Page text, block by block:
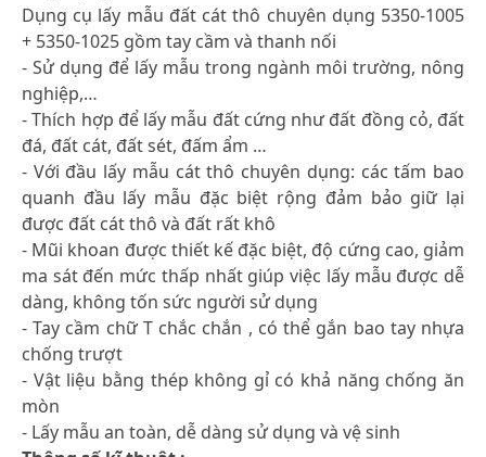
Dụng cụ lấy mẫu đất cát thô chuyên dụng 5350-1005
+ 5350-1025 gồm tay cầm và thanh nối
- Sử dụng để lấy mẫu trong ngành môi trường, nông
nghiệp,…
- Thích hợp để lấy mẫu đất cứng như đất đồng cỏ, đất
đá, đất cát, đất sét, đấm ẩm …
- Với đầu lấy mẫu cát thô chuyên dụng: các tấm bao
quanh đầu lấy mẫu đặc biệt rộng đảm bảo giữ lại
được đất cát thô và đất rất khô
- Mũi khoan được thiết kế đặc biệt, độ cứng cao, giảm
ma sát đến mức thấp nhất giúp việc lấy mẫu được dễ
dàng, không tốn sức người sử dụng
- Tay cầm chữ T chắc chắn , có thể gắn bao tay nhựa
chống trượt
- Vật liệu bằng thép không gỉ có khả năng chống ăn
mòn
- Lấy mẫu an toàn, dễ dàng sử dụng và vệ sinh